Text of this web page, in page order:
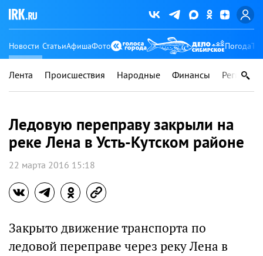
Новости СтатьиАфишаФото Погода
Лента Происшествия Народные Финансы Регионы
Ледовую переправу закрыли на
реке Лена в Усть-Кутcком районе
22 марта 2016 15:18
Закрыто движение транспорта по
ледовой переправе через реку Лена в